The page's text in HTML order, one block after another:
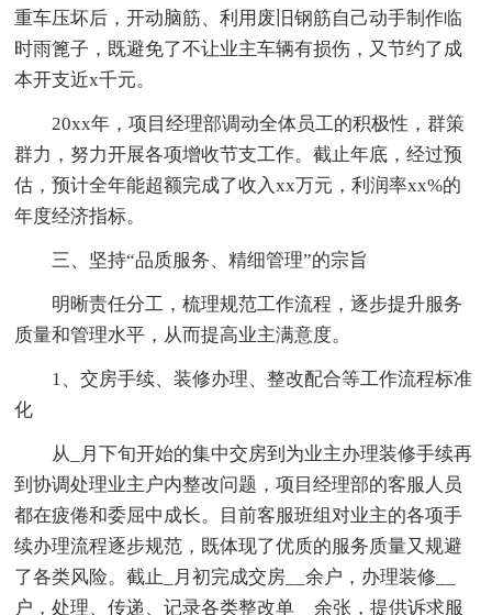
重车压坏后，开动脑筋、利用废旧钢筋自己动手制作临
时雨篦子，既避免了不让业主车辆有损伤，又节约了成
本开支近x千元。
20xx年，项目经理部调动全体员工的积极性，群策
群力，努力开展各项增收节支工作。截止年底，经过预
估，预计全年能超额完成了收入xx万元，利润率xx%的
年度经济指标。
三、坚持“品质服务、精细管理”的宗旨
明晰责任分工，梳理规范工作流程，逐步提升服务
质量和管理水平，从而提高业主满意度。
1、交房手续、装修办理、整改配合等工作流程标准
化
从_月下旬开始的集中交房到为业主办理装修手续再
到协调处理业主户内整改问题，项目经理部的客服人员
都在疲倦和委屈中成长。目前客服班组对业主的各项手
续办理流程逐步规范，既体现了优质的服务质量又规避
了各类风险。截止_月初完成交房__余户，办理装修__
户，处理、传递、记录各类整改单__余张，提供诉求服